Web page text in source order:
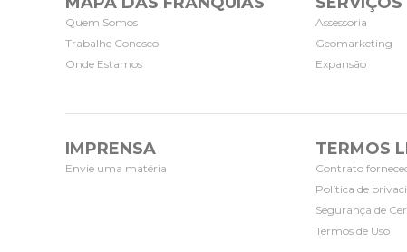
Quem Somos
Trabalhe Conosco
Onde Estamos
Assessoria
Geomarketing
Expansão
IMPRENSA
Envie uma matéria
TERMOS
Contrato
Política de
Segurança de
Termos de Uso